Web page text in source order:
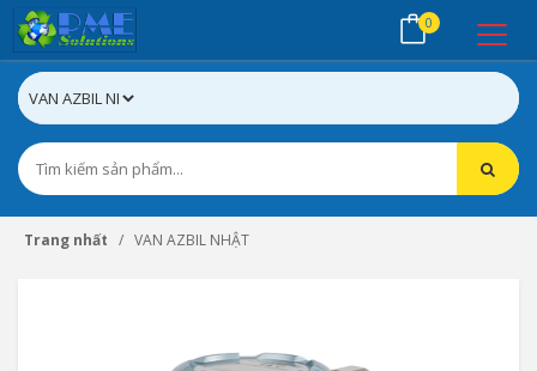
0
Trang nhất VAN AZBIL NHẬT